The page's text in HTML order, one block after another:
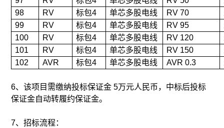
98
RV 标包4 单芯多股电线 RV 70
99
RV 标包4 单芯多股电线 RV 95
100
RV 标包4 单芯多股电线 RV 120
101
RV 标包4 单芯多股电线 RV 150
102
AVR 标包4 单芯多股电线 AVR 0.3
6、该项目需缴纳投标保证金 5万元人民币，中标后投标
保证金自动转履约保证金。
7、招标流程：